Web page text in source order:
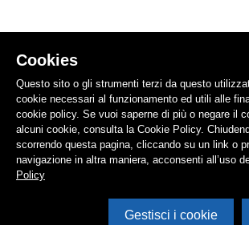
Cookies
Questo sito o gli strumenti terzi da questo
cookie necessari al funzionamento ed utili alle
cookie policy. Se vuoi saperne di più o negare il
alcuni cookie, consulta la Cookie Policy.
scorrendo questa pagina, cliccando su un link o
navigazione in altra maniera, acconsenti all’uso
Policy
Gestisci i cookie